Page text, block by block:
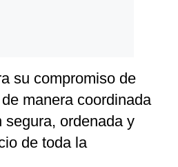
su compromiso de
manera coordinada
segura, ordenada y
de toda la